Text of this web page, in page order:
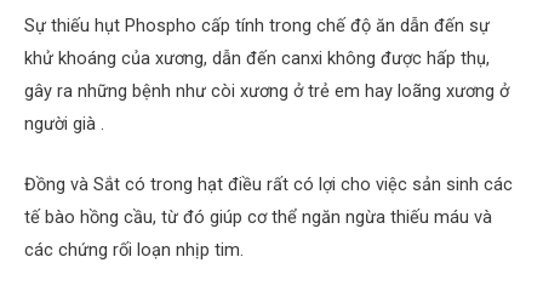
Sự thiếu hụt Phospho cấp tính trong chế độ ăn dẫn đến sự
khử khoáng của xương, dẫn đến canxi không được hấp thụ,
gây ra những bệnh như còi xương ở trẻ em hay loãng xương ở
người già .
Đồng và Sắt có trong hạt điều rất có lợi cho việc sản sinh các
tế bào hồng cầu, từ đó giúp cơ thể ngăn ngừa thiếu máu và
các chứng rối loạn nhịp tim.